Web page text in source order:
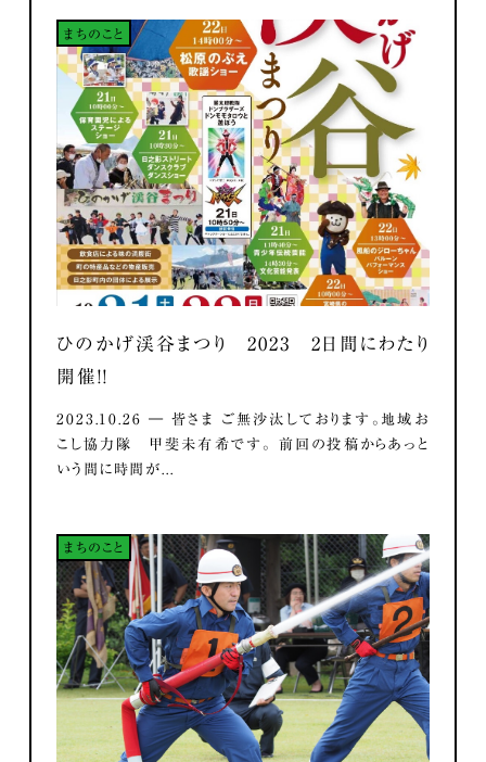
まちのこと
ひのかげ渓谷まつり 2023 2日間にわたり
開催！！
2023.10.26 ― 皆さま ご無沙汰しております。地域お
こし協力隊 甲斐未有希です。 前回の投稿からあっと
いう間に時間が...
まちのこと